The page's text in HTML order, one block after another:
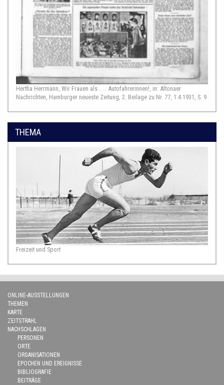
Hertha Herrmann, Wir Frauen als . . . Autofahrerinnen!, in: Altonaer
Nachrichten, Hamburger neueste Zeitung, 2. Beilage zu Nr. 77, 1.4.1931, S. 9
THEMA
Freizeit und Sport
ONLINE-AUSSTELLUNGEN
THEMEN
KARTE
ZEITSTRAHL
NACHSCHLAGEN
PERSONEN
ORTE
ORGANISATIONEN
EPOCHEN UND EREIGNISSE
BIBLIOGRAFIE
BEITRÄGE